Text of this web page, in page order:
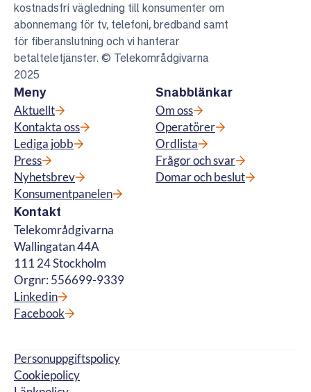
kostnadsfri vägledning till konsumenter om
abonnemang för tv, telefoni, bredband samt
för fiberanslutning och vi hanterar
betalteletjänster. © Telekområdgivarna
2025
Meny
Aktuellt
Kontakta oss
Lediga jobb
Press
Nyhetsbrev
Konsumentpanelen
Snabblänkar
Om oss
Operatörer
Ordlista
Frågor och svar
Domar och beslut
Kontakt
Telekområdgivarna
Wallingatan 44A
111 24 Stockholm
Orgnr: 556699-9339
Linkedin
Facebook
Personuppgiftspolicy
Cookiepolicy